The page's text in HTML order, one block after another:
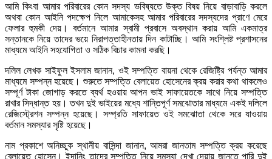
আমি কিংবা আমার পরিবারের কোন সদস্য ভবিষ্যতে উক্ত বিষয় নিয়ে বাড়াবাড়ি করলে
অথবা কোন আইনি পদক্ষেপ নিলে আমাকেসহ আমার পরিবারের সদস্যদের প্রাণে মেরে
ফেলার হুমকী দেয়। বর্তমানে আমার স্বামী প্রবাসে অবস্থান করায় আমি একমাত্র
সন্তানকে নিয়ে তাদের ভয়ে নিরাপত্তাহীনতায় দিন কাটাচ্ছি। আমি সংশ্লিষ্ট প্রশাসনের
মাধ্যমে আইনি সহযোগিতা ও সঠিক বিচার কামনা করছি।
দলিল লেখক সাইফুল ইসলাম জানান, ওই সম্পত্তি বায়না থেকে রেজিষ্ট্রি পর্যন্ত আমার
মাধ্যমে সম্পন্ন হয়েছে। শুরুতে সম্পত্তি বেলায়েত হোসেনের ক্রয় করার কথা থাকলেও
সম্পূর্ণ টাকা জোগাড় করতে ব্যর্থ হওয়ায় আপন ভাই সাফায়েতকে সাথে নিয়ে সম্পত্তি
রাখার সিদ্ধান্ত হয়। তখন দুই ভাইয়ের মধ্যে শান্তিপূর্ণ সমঝোতার মাধ্যমে একই দলিলে
রেজিস্ট্রেশন সম্পন্ন হয়েছে। সম্প্রতি সাফায়েত ওই সমঝোতা থেকে সরে যাওয়ায়
বর্তমান সমস্যার সৃষ্টি হয়েছে।
নাম প্রকাশে অনিচ্ছুক স্থানীয় বাসিন্দা জানান, আমরা জানতাম সম্পত্তি ক্রয় করেছে
বেলায়েত হোসেন। ইদানিং তাদের সম্পত্তি নিয়ে সমস্যা দেখা দেয়ায় জানতে পারি দুই